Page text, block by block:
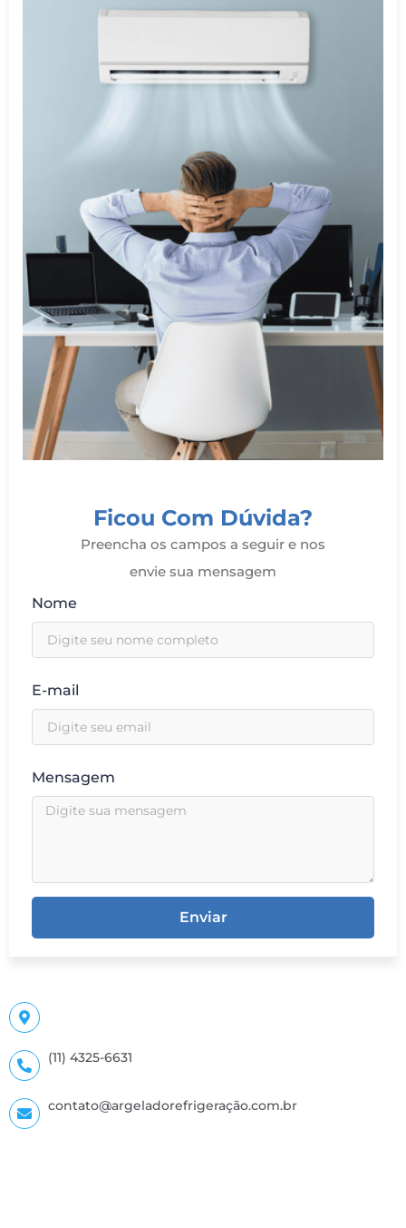
Ficou Com Dúvida?
Preencha os campos a seguir e nos
envie sua mensagem
Nome
E-mail
Mensagem
Enviar
(11) 4325-6631
contato@argeladorefrigeração.com.br